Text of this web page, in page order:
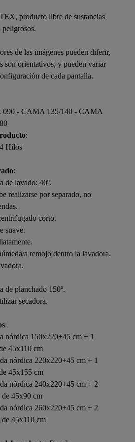
producto libre de sustancias
peligrosos.
de las imágenes pueden diferir,
son orientativos, y pueden variar
de cada pantalla.
090 - CAMA 135/140 - CAMA
:
Hilos
:
de lavado: 40º.
realizarse por separado, no
corto.
suave.
a remojo dentro la lavadora.
de planchado 150º.
secadora.
:
nórdica 150x220+45 cm + 1
45x110 cm
nórdica 220x220+45 cm + 1
45x155 cm
nórdica 240x220+45 cm + 2
de 45x90 cm
nórdica 260x220+45 cm + 2
de 45x110 cm